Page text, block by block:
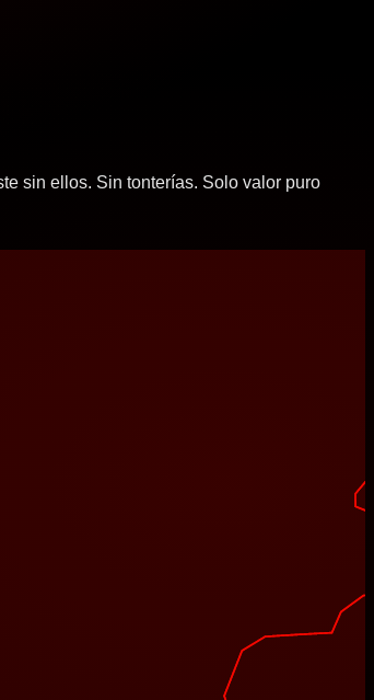
sin ellos. Sin tonterías. Solo valor puro